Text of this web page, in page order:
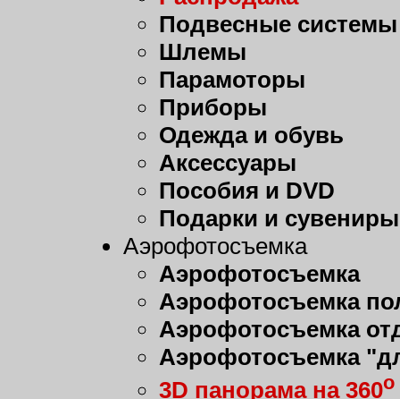
Подвесные системы
Шлемы
Парамоторы
Приборы
Одежда и обувь
Аксессуары
Пособия и DVD
Подарки и сувениры
Аэрофотосъемка
Аэрофотосъемка
Аэрофотосъемка
Аэрофотосъемка
Аэрофотосъемка
3D панорама на 360о